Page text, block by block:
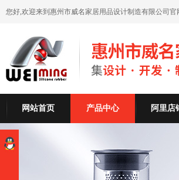
您好,欢迎来到惠州市威名家居用品设计制造有限公司官
网站首页 产品中心 阿里店